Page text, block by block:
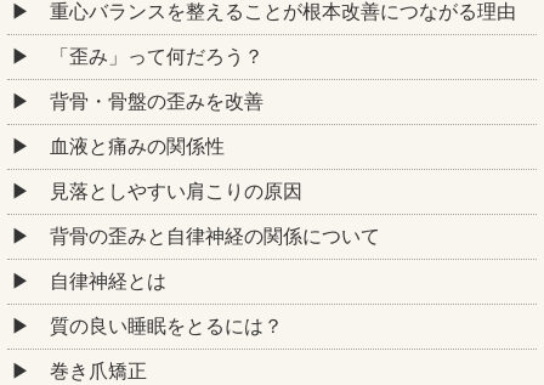
重心バランスを整えることが根本改善につながる理由
「歪み」って何だろう？
背骨・骨盤の歪みを改善
血液と痛みの関係性
見落としやすい肩こりの原因
背骨の歪みと自律神経の関係について
自律神経とは
質の良い睡眠をとるには？
巻き爪矯正